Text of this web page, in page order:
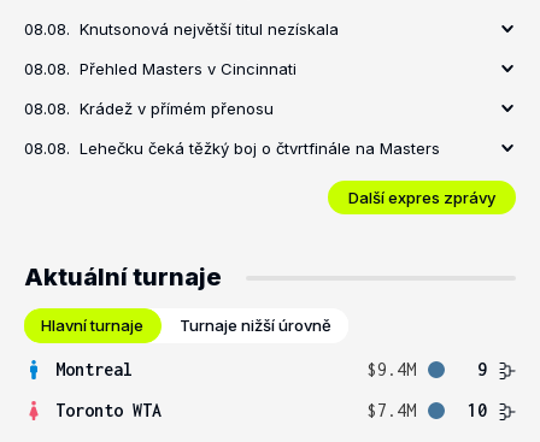
08.08. Knutsonová největší titul nezískala
08.08. Přehled Masters v Cincinnati
08.08. Krádež v přímém přenosu
08.08. Lehečku čeká těžký boj o čtvrtfinále na Masters
Další expres zprávy
Aktuální turnaje
Hlavní turnaje Turnaje nižší úrovně
Montreal $9.4M
9
Toronto WTA
$7.4M 10